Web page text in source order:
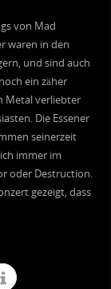
von Mad
waren in den
und sind auch
ein zäher
Metal verliebter
Die Essener
seinerzeit
immer im
oder Destruction.
gezeigt, dass